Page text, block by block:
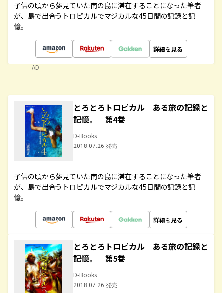
子供の頃から夢見ていた南の島に滞在することになった筆者
が、島で出合うトロピカルでマジカルな45日間の記録と記
憶。
詳細を見る
AD
とろとろトロピカル ある旅の記録と
記憶。 第4巻
D-Books
2018.07.26 発売
子供の頃から夢見ていた南の島に滞在することになった筆者
が、島で出合うトロピカルでマジカルな45日間の記録と記
憶。
詳細を見る
とろとろトロピカル ある旅の記録と
記憶。 第5巻
D-Books
2018.07.26 発売